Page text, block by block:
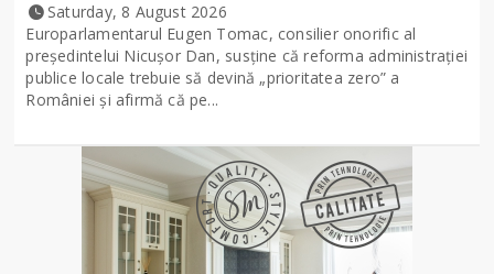
Saturday, 8 August 2026
Europarlamentarul Eugen Tomac, consilier onorific al
președintelui Nicușor Dan, susține că reforma administrației
publice locale trebuie să devină „prioritatea zero” a
României și afirmă că pe...